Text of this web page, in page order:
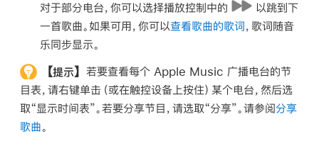
对于部分电台，你可以选择播放控制中的
以跳到下
一首歌曲。如果可用，你可以查看歌曲的歌词，歌词随音
乐同步显示。
【提示】 若要查看每个 Apple Music 广播电台的节
目表，请右键单击（或在触控设备上按住）某个电台，然后选
取“显示时间表”。若要分享节目，请选取“分享”。请参阅分享
歌曲。